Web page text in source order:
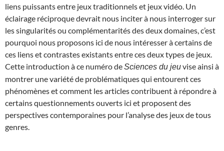
liens puissants entre jeux traditionnels et jeux vidéo. Un
éclairage réciproque devrait nous inciter à nous interroger sur
les singularités ou complémentarités des deux domaines, c’est
pourquoi nous proposons ici de nous intéresser à certains de
ces liens et contrastes existants entre ces deux types de jeux.
Cette introduction à ce numéro deSciences du jeuvise ainsi à
montrer une variété de problématiques qui entourent ces
phénomènes et comment les articles contribuent à répondre à
certains questionnements ouverts ici et proposent des
perspectives contemporaines pour l’analyse des jeux de tous
genres.